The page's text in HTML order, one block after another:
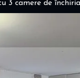
3 camere de